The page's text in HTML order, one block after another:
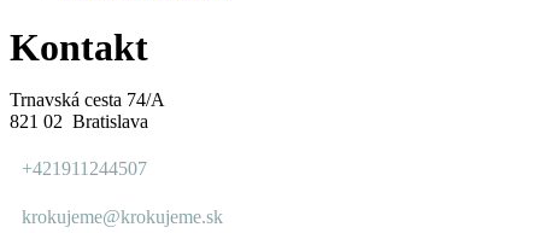
Kontakt
Trnavská cesta 74/A
821 02 Bratislava
+421911244507
krokujeme@krokujeme.sk